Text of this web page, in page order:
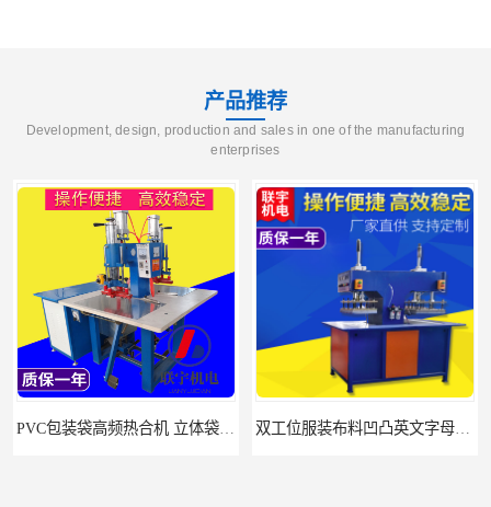
产品推荐
Development, design, production and sales in one of the manufacturing
enterprises
PVC包装袋高频热合机 立体袋焊接机 找联宇生产厂家 双工位服装布料凹凸英文字母压字机找联宇制造厂